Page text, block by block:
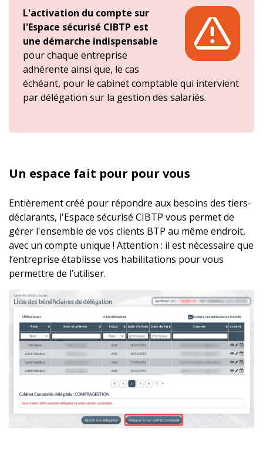
L'activation du compte sur
l'Espace sécurisé CIBTP est
une démarche indispensable
pour chaque entreprise
adhérente ainsi que, le cas
échéant, pour le cabinet comptable qui intervient
par délégation sur la gestion des salariés.
Un espace fait pour pour vous
Entièrement créé pour répondre aux besoins des tiers-
déclarants, l'Espace sécurisé CIBTP vous permet de
gérer l'ensemble de vos clients BTP au même endroit,
avec un compte unique ! Attention : il est nécessaire que
l’entreprise établisse vos habilitations pour vous
permettre de l’utiliser.